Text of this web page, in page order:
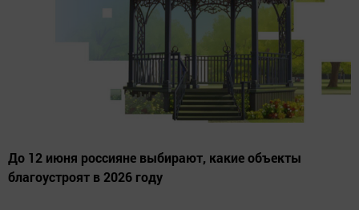
До 12 июня россияне выбирают, какие объекты
благоустроят в 2026 году